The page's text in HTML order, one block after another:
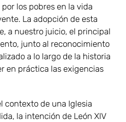
los pobres en la vida
La adopción de esta
a nuestro juicio, el principal
junto al reconocimiento
a lo largo de la historia
en práctica las exigencias
contexto de una Iglesia
la intención de León XIV